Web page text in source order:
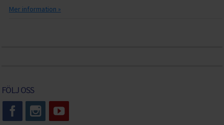
Mer information »
FÖLJ OSS